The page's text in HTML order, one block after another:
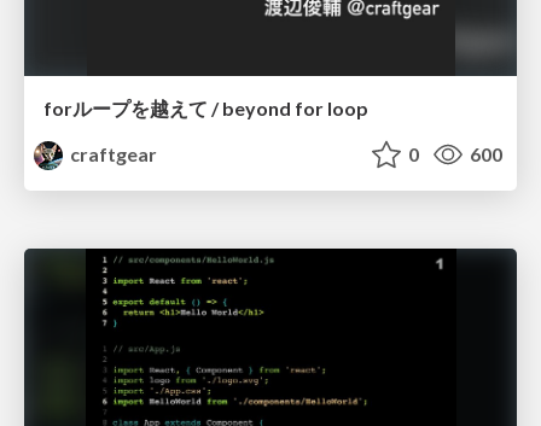
forループを越えて / beyond for loop
craftgear
0 600